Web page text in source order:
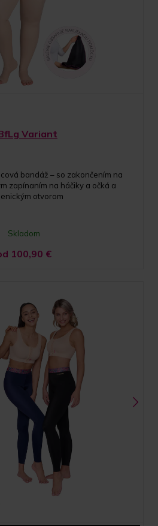
Variant
bandáž – so zakončením na
zapínaním na háčiky a očká a
otvorom
Skladom
100,90 €